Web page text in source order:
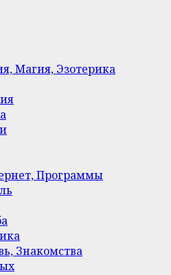
Магия, Эзотерика
Программы
Знакомства